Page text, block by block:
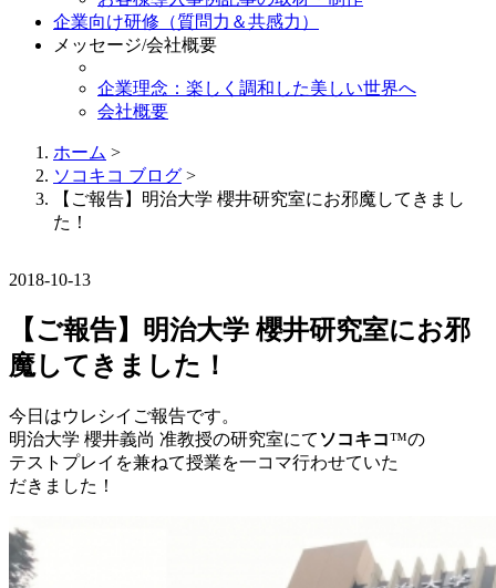
企業向け研修（質問力＆共感力）
メッセージ/会社概要
企業理念：楽しく調和した美しい世界へ
会社概要
ホーム >
ソコキコ ブログ >
【ご報告】明治大学 櫻井研究室にお邪魔してきまし
た！
2018-10-13
【ご報告】明治大学 櫻井研究室にお邪
魔してきました！
今日はウレシイご報告です。
明治大学 櫻井義尚 准教授の研究室にて ソコキコ™の
テストプレイを兼ねて授業を一コマ行わせていた
だきました！